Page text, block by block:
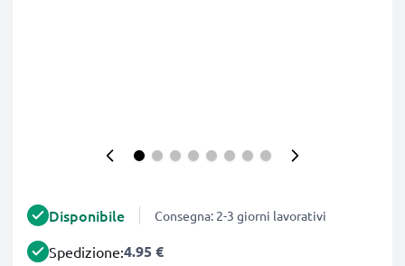
Disponibile Consegna: 2-3 giorni lavorativi
Spedizione:4.95 €